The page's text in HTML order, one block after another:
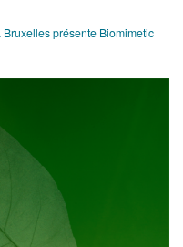
présente Biomimetic